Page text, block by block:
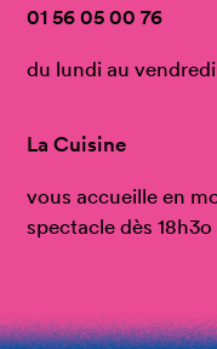
01 56 05 00 76
du lundi au vendredi
La Cuisine
vous accueille en
spectacle dès 18h3o